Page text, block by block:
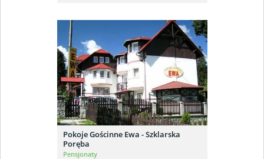
Pokoje Gościnne Ewa - Szklarska
Poręba
Pensjonaty